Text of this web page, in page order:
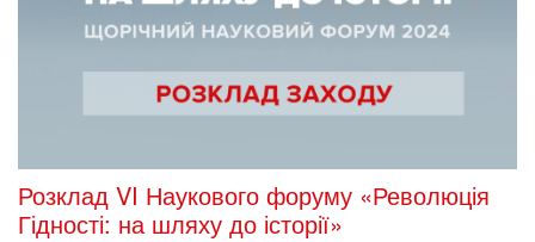
Розклад VI Наукового форуму «Революція
Гідності: на шляху до історії»